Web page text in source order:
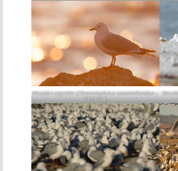
Mouettes argentée (Chroicocephalus novaehollandiae–
Silver Gull)